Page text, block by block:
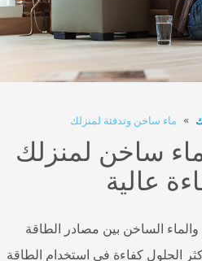
وتدفئة لمنزلك
لمنزلك
بين مصادر الطاقة
كفاءة في استخدام الطاقة